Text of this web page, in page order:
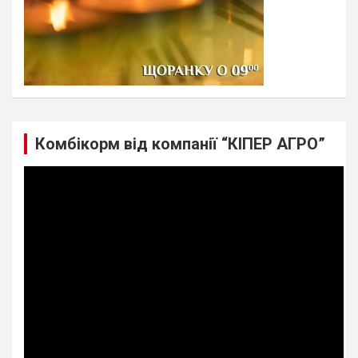
Комбікорм від компанії “КІПЕР АГРО”